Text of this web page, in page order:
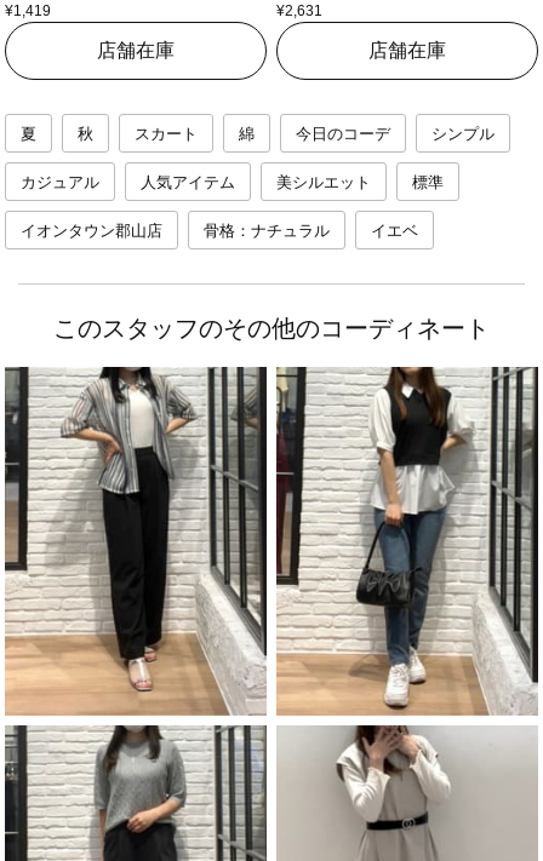
¥1,419
店舗在庫
¥2,631
店舗在庫
夏 秋 スカート 綿 今日のコーデ シンプル
カジュアル 人気アイテム 美シルエット 標準
イオンタウン郡山店 骨格：ナチュラル イエベ
このスタッフのその他のコーディネート